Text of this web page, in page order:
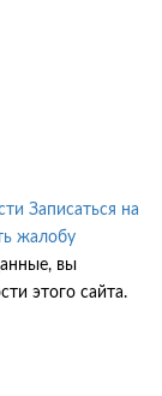
Записаться на
жалобу
вы
этого сайта.